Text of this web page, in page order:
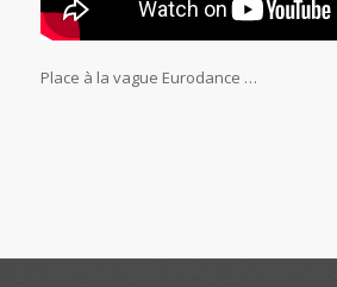
Place à la vague Eurodance …